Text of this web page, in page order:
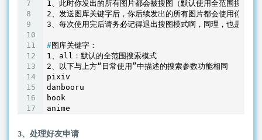
1、此时你发出的所有图片都会被搜图（默认使用全范围搜索）
2、发送图库关键字后，你后续发出的所有图片都会使用你指定
#图库关键字：
1、all：默认的全范围搜索模式
2、以下与上方“日常使用”中描述的搜索参数功能相同
pixiv
danbooru
book
3、处理好友申请